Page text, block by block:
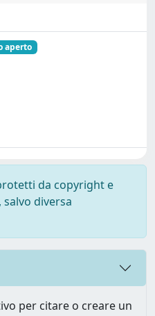
aperto
da copyright e
diversa
per citare o creare un